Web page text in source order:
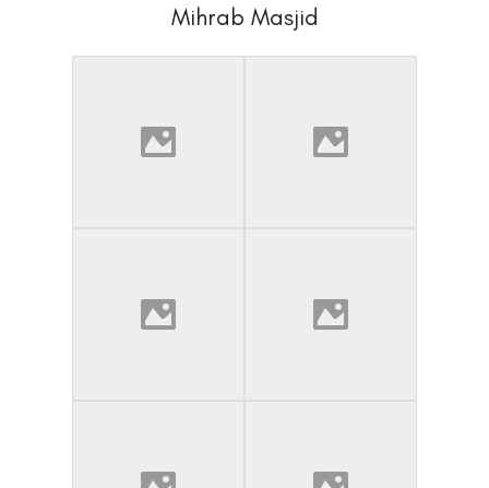
Mihrab Masjid